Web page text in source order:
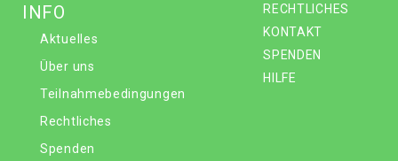
RECHTLICHES
KONTAKT
SPENDEN
HILFE
INFO
Aktuelles
Über uns
Teilnahmebedingungen
Rechtliches
Spenden